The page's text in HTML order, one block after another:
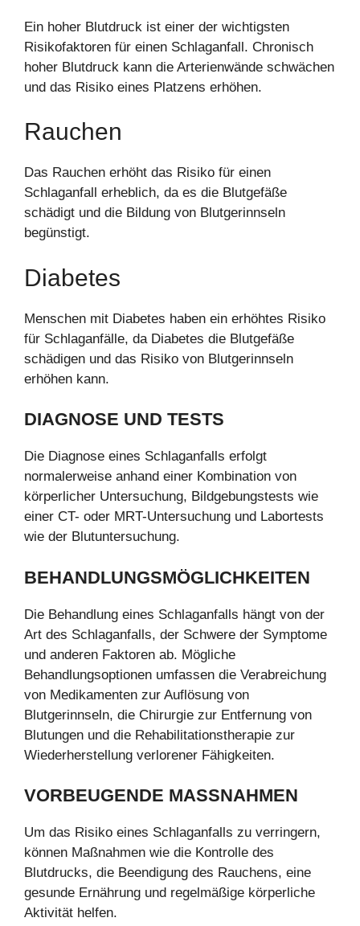
Ein hoher Blutdruck ist einer der wichtigsten
Risikofaktoren für einen Schlaganfall. Chronisch
hoher Blutdruck kann die Arterienwände schwächen
und das Risiko eines Platzens erhöhen.
Rauchen
Das Rauchen erhöht das Risiko für einen
Schlaganfall erheblich, da es die Blutgefäße
schädigt und die Bildung von Blutgerinnseln
begünstigt.
Diabetes
Menschen mit Diabetes haben ein erhöhtes Risiko
für Schlaganfälle, da Diabetes die Blutgefäße
schädigen und das Risiko von Blutgerinnseln
erhöhen kann.
DIAGNOSE UND TESTS
Die Diagnose eines Schlaganfalls erfolgt
normalerweise anhand einer Kombination von
körperlicher Untersuchung, Bildgebungstests wie
einer CT- oder MRT-Untersuchung und Labortests
wie der Blutuntersuchung.
BEHANDLUNGSMÖGLICHKEITEN
Die Behandlung eines Schlaganfalls hängt von der
Art des Schlaganfalls, der Schwere der Symptome
und anderen Faktoren ab. Mögliche
Behandlungsoptionen umfassen die Verabreichung
von Medikamenten zur Auflösung von
Blutgerinnseln, die Chirurgie zur Entfernung von
Blutungen und die Rehabilitationstherapie zur
Wiederherstellung verlorener Fähigkeiten.
VORBEUGENDE MASSNAHMEN
Um das Risiko eines Schlaganfalls zu verringern,
können Maßnahmen wie die Kontrolle des
Blutdrucks, die Beendigung des Rauchens, eine
gesunde Ernährung und regelmäßige körperliche
Aktivität helfen.